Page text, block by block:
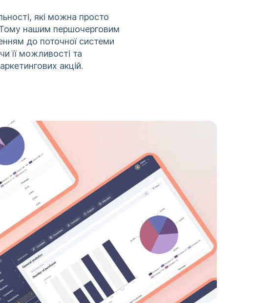
які можна просто
Тому нашим першочерговим
до поточної системи
її можливості та
акцій.